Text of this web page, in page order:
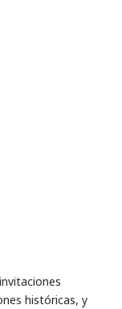
históricas, y